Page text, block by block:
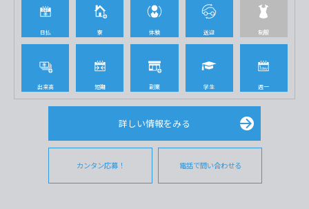
日払 寮 体験 送迎 制服
出来高 短期 副業 学生 週一
詳しい情報をみる
カンタン応募！ 電話で問い合わせる